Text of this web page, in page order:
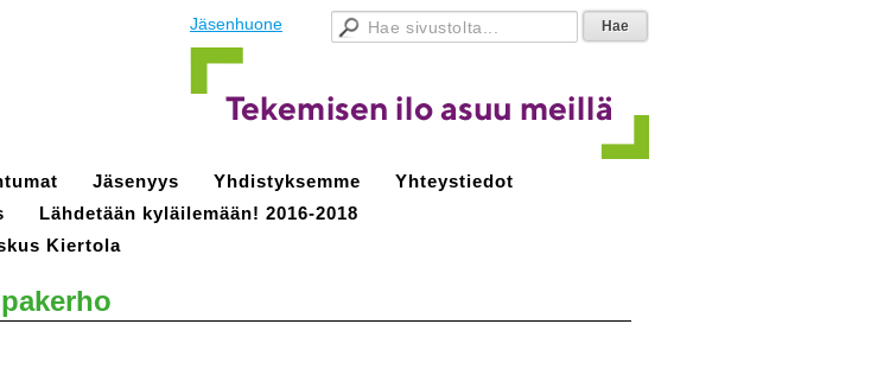
Jäsenhuone
Jäsenyys Yhdistyksemme
Yhteystiedot
Lähdetään kyläilemään! 2016-2018
Kiertola